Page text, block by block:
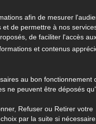
afin de mesurer
et de permettre à nos
de faciliter l'accès
et contenus
au bon fonctionnement
ne peuvent être déposés
Refuser ou Retirer votre
par la suite si nécessaire.